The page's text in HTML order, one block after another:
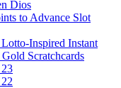
Dios
to Advance Slot
Inspired Instant
Scratchcards